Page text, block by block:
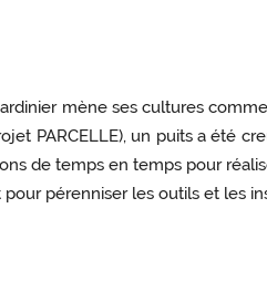
mène ses cultures
PARCELLE), un puits a été
de temps en temps pour
pour pérenniser les outils et les